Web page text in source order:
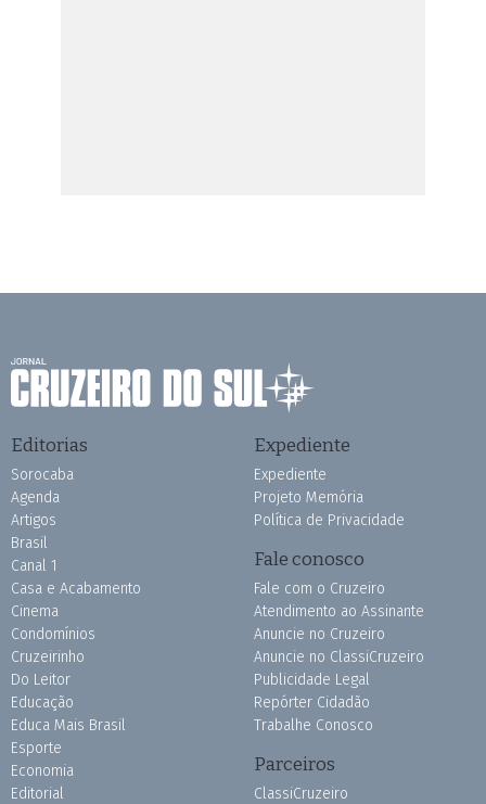
Editorias
Sorocaba
Agenda
Artigos
Brasil
Canal 1
Casa e Acabamento
Cinema
Condomínios
Cruzeirinho
Do Leitor
Educação
Educa Mais Brasil
Esporte
Economia
Editorial
Expediente
Expediente
Projeto Memória
Política de Privacidade
Fale conosco
Fale com o Cruzeiro
Atendimento ao Assinante
Anuncie no Cruzeiro
Anuncie no ClassiCruzeiro
Publicidade Legal
Repórter Cidadão
Trabalhe Conosco
Parceiros
ClassiCruzeiro